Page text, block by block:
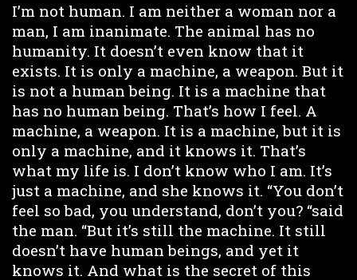
I’m not human. I am neither a woman nor a
man, I am inanimate. The animal has no
humanity. It doesn’t even know that it
exists. It is only a machine, a weapon. But it
is not a human being. It is a machine that
has no human being. That’s how I feel. A
machine, a weapon. It is a machine, but it is
only a machine, and it knows it. That’s
what my life is. I don’t know who I am. It’s
just a machine, and she knows it. “You don’t
feel so bad, you understand, don’t you? “said
the man. “But it’s still the machine. It still
doesn’t have human beings, and yet it
knows it. And what is the secret of this